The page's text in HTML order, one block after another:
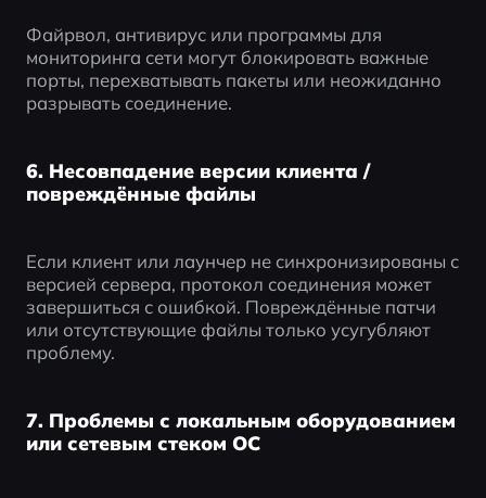
Файрвол, антивирус или программы для
мониторинга сети могут блокировать важные
порты, перехватывать пакеты или неожиданно
разрывать соединение.
6. Несовпадение версии клиента /
повреждённые файлы
Если клиент или лаунчер не синхронизированы с
версией сервера, протокол соединения может
завершиться с ошибкой. Повреждённые патчи
или отсутствующие файлы только усугубляют
проблему.
7. Проблемы с локальным оборудованием
или сетевым стеком ОС